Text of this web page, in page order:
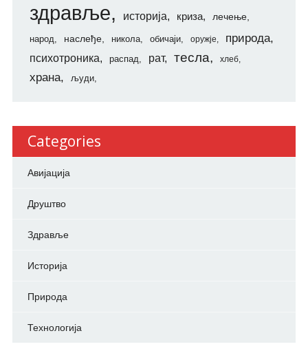
здравље историја криза лечење
народ наслеђе никола обичаји оружје природа
психотроника распад рат тесла хлеб
храна људи
Categories
Авијација
Друштво
Здравље
Историја
Природа
Технологија